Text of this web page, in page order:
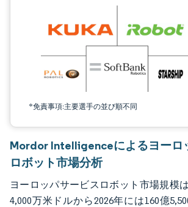
*免責事項:主要選手の並び順不同
Mordor Intelligenceによるヨーロ
ロボット市場分析
ヨーロッパサービスロボット市場規模
4,000万米ドルから2026年には160億